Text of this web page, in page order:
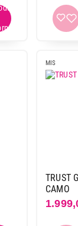
MIS
TRUST
CAMO